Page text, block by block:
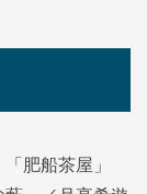
肥船茶屋」